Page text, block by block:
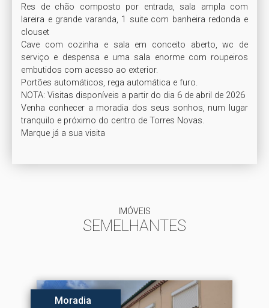
Res de chão composto por entrada, sala ampla com
lareira e grande varanda, 1 suite com banheira redonda e
clouset
Cave com cozinha e sala em conceito aberto, wc de
serviço e despensa e uma sala enorme com roupeiros
embutidos com acesso ao exterior.
Portões automáticos, rega automática e furo.
NOTA: Visitas disponíveis a partir do dia 6 de abril de 2026
Venha conhecer a moradia dos seus sonhos, num lugar
tranquilo e próximo do centro de Torres Novas.
IMÓVEIS
SEMELHANTES
Moradia